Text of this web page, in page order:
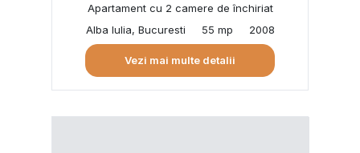
Apartament cu 2 camere de închiriat
Alba Iulia, Bucuresti
55 mp 2008
Vezi mai multe detalii